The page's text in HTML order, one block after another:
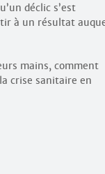
déclic s’est
à un résultat
mains, comment
crise sanitaire en